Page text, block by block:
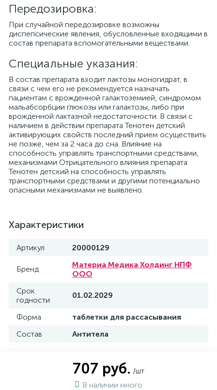
Передозировка:
При случайной передозировке возможны
диспепсические явления, обусловленные входящими в
состав препарата вспомогательными веществами.
Специальные указания:
В состав препарата входит лактозы моногидрат, в
связи с чем его не рекомендуется назначать
пациентам с врожденной галактоземией, синдромом
мальабсорбции глюкозы или галактозы, либо при
врожденной лактазной недостаточности. В связи с
наличием в действии препарата Тенотен детский
активирующих свойств последний прием осуществить
не позже, чем за 2 часа до сна. Влияние на
способность управлять транспортными средствами,
механизмами Отрицательного влияния препарата
Тенотен детский на способность управлять
транспортными средствами и другими потенциально
опасными механизмами не выявлено.
Характеристики
Артикул 20000129
Бренд
Материа Медика Холдинг НПФ
ООО
Срок
годности
01.02.2029
Форма
таблетки для рассасывания
Состав
Антитела
707 руб. /шт
В наличии много